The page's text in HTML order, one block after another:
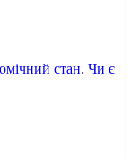
стан. Чи є